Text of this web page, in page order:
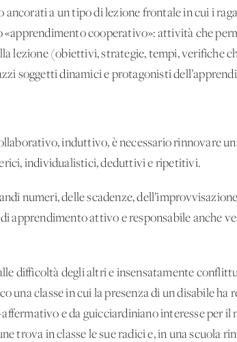
a un tipo di lezione frontale in cui i
cooperativo»: attività che
lezione (obiettivi, strategie, tempi, verifiche
soggetti dinamici e protagonisti
induttivo, è necessario rinnovare
individualistici, deduttivi e ripetitivi.
numeri, delle scadenze,
apprendimento attivo e responsabile anche
difficoltà degli altri e insensatamente
una classe in cui la presenza di un disabile
e da guicciardiniano interesse per
trova in classe le sue radici e, in una scuola